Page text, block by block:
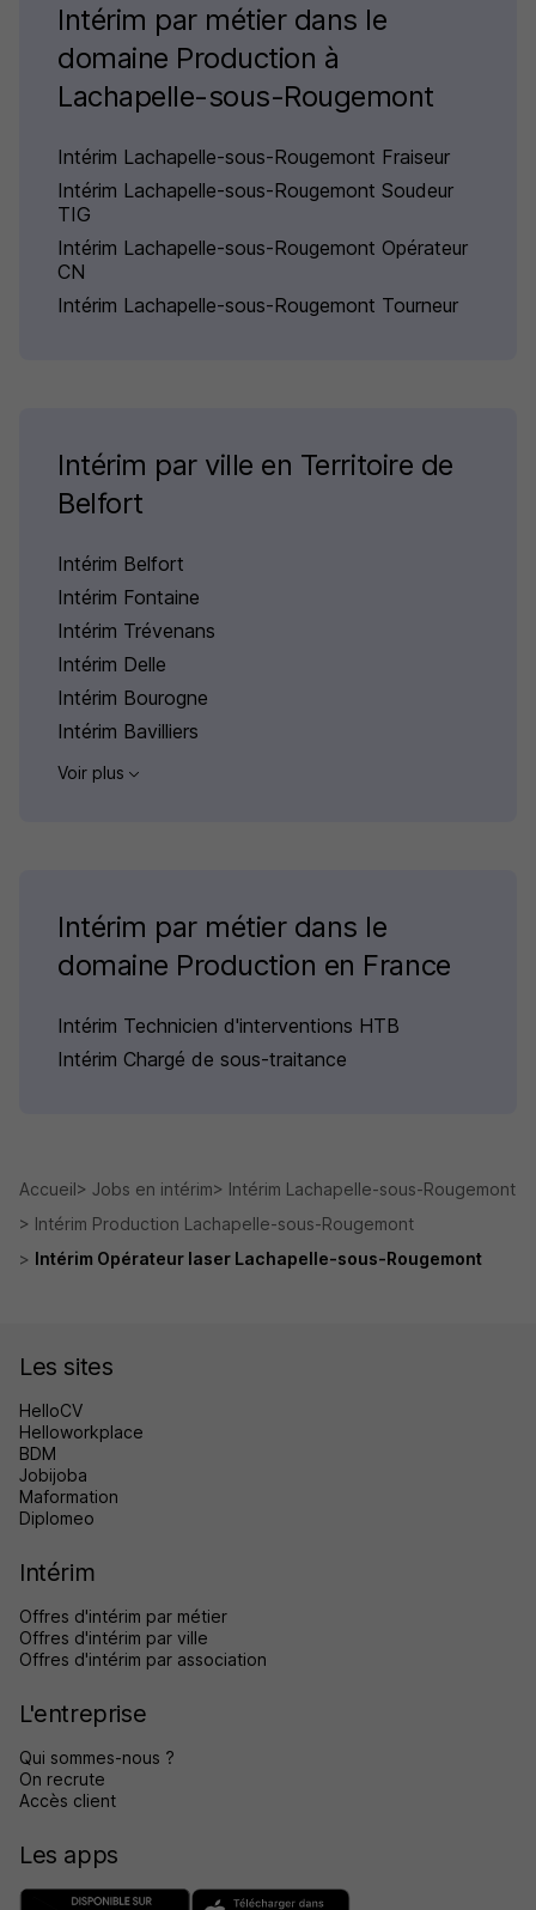
Intérim par métier dans le
domaine Production à
Lachapelle-sous-Rougemont
Intérim Lachapelle-sous-Rougemont Fraiseur
Intérim Lachapelle-sous-Rougemont Soudeur
TIG
Intérim Lachapelle-sous-Rougemont Opérateur
CN
Intérim Lachapelle-sous-Rougemont Tourneur
Intérim par ville en Territoire de
Belfort
Intérim Belfort
Intérim Fontaine
Intérim Trévenans
Intérim Delle
Intérim Bourogne
Intérim Bavilliers
Voir plus
Intérim par métier dans le
domaine Production en France
Intérim Technicien d'interventions HTB
Intérim Chargé de sous-traitance
Accueil Jobs en intérim
Intérim Lachapelle-sous-Rougemont
Intérim Production Lachapelle-sous-Rougemont
Intérim Opérateur laser Lachapelle-sous-Rougemont
Les sites
HelloCV
Helloworkplace
BDM
Jobijoba
Maformation
Diplomeo
Intérim
Offres d'intérim par métier
Offres d'intérim par ville
Offres d'intérim par association
L'entreprise
Qui sommes-nous ?
On recrute
Accès client
Les apps